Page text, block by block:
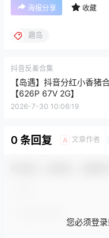
海报分享 收藏
趣岛
抖音反差合集
【岛遇】抖音分红小香猪
【626P 67V 2G】
2026-7-30 10:06:19
0 条回复 A 文章作者
您必须登